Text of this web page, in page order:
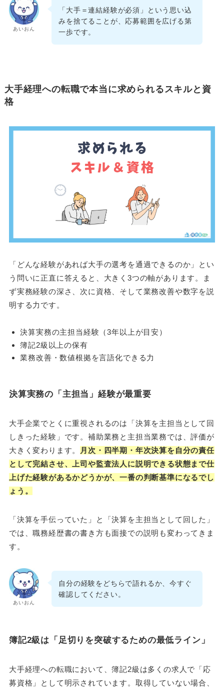
あいおん
「大手＝連結経験が必須」という思い込
みを捨てることが、応募範囲を広げる第
一歩です。
大手経理への転職で本当に求められるスキルと資
格
「どんな経験があれば大手の選考を通過できるのか」とい
う問いに正直に答えると、大きく3つの軸があります。ま
ず実務経験の深さ、次に資格、そして業務改善や数字を説
明する力です。
決算実務の主担当経験（3年以上が目安）
簿記2級以上の保有
業務改善・数値根拠を言語化できる力
決算実務の「主担当」経験が最重要
大手企業でとくに重視されるのは「決算を主担当として回
しきった経験」です。補助業務と主担当業務では、評価が
大きく変わります。
月次・四半期・年次決算を自分の責任
として完結させ、上司や監査法人に説明できる状態まで仕
上げた経験があるかどうかが、一番の判断基準になるでし
ょう。
「決算を手伝っていた」と「決算を主担当として回した」
では、職務経歴書の書き方も面接での説明も変わってきま
す。
あいおん
自分の経験をどちらで語れるか、今すぐ
確認してください。
簿記2級は「足切りを突破するための最低ライン」
大手経理への転職において、簿記2級は多くの求人で「応
募資格」として明示されています。取得していない場合、